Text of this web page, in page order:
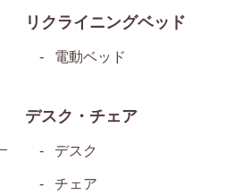
リクライニングベッド
電動ベッド
デスク・チェア
デスク
チェア